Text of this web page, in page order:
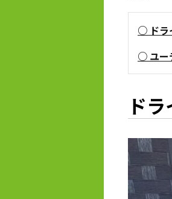
ド
ユー
ド